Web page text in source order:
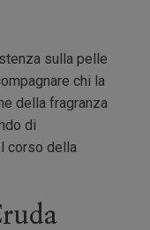
sulla pelle
chi la
della fragranza
di
corso della